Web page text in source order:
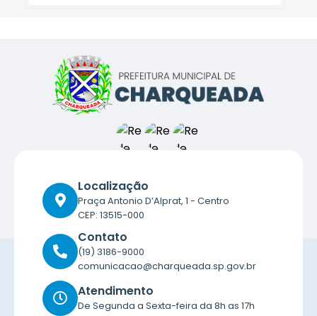
Localização
Praça Antonio D’Alprat, 1 - Centro
CEP: 13515-000
Contato
(19) 3186-9000
comunicacao@charqueada.sp.gov.br
Atendimento
De Segunda a Sexta-feira da 8h as 17h